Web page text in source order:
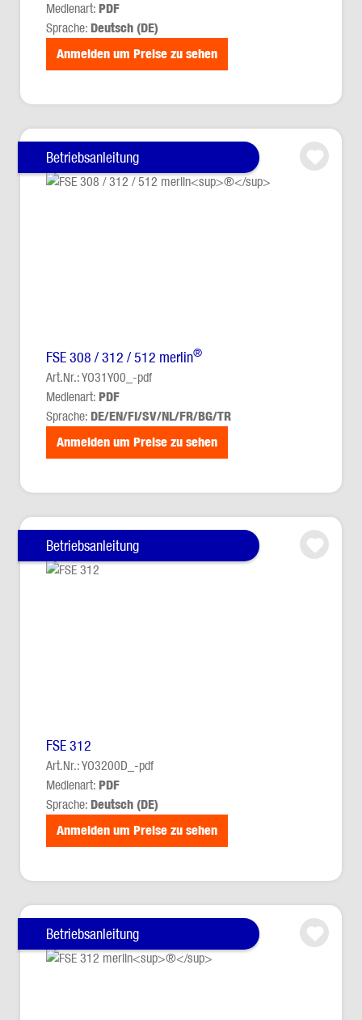
Medienart: PDF
Sprache: Deutsch (DE)
Anmelden um Preise zu sehen
Betriebsanleitung
FSE 308 / 312 / 512 merlin®
Art.Nr.: YO31Y00_-pdf
Medienart: PDF
Sprache: DE/EN/FI/SV/NL/FR/BG/TR
Anmelden um Preise zu sehen
Betriebsanleitung
FSE 312
Art.Nr.: YO3200D_-pdf
Medienart: PDF
Sprache: Deutsch (DE)
Anmelden um Preise zu sehen
Betriebsanleitung